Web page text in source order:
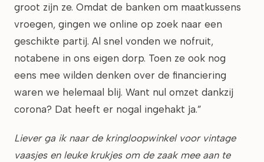
groot zijn ze. Omdat de banken om maatkussens
vroegen, gingen we online op zoek naar een
geschikte partij. Al snel vonden we nofruit,
notabene in ons eigen dorp. Toen ze ook nog
eens mee wilden denken over de financiering
waren we helemaal blij. Want nul omzet dankzij
corona? Dat heeft er nogal ingehakt ja.”
Liever ga ik naar de kringloopwinkel voor vintage
vaasjes en leuke krukjes om de zaak mee aan te